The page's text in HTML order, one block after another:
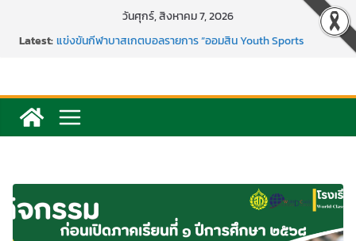
content
วันศุกร์, สิงหาคม 7, 2026
Latest:แข่งขันกีฬาบาสเกตบอลรายการ “ออมสิน Youth Sports
การพัฒนานวัตกรรมบอร์ดเกม เพื่อการเรียนรู้เชิงรุก ประจำปี
2569